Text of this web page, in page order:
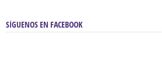
SÍGUENOS EN FACEBOOK